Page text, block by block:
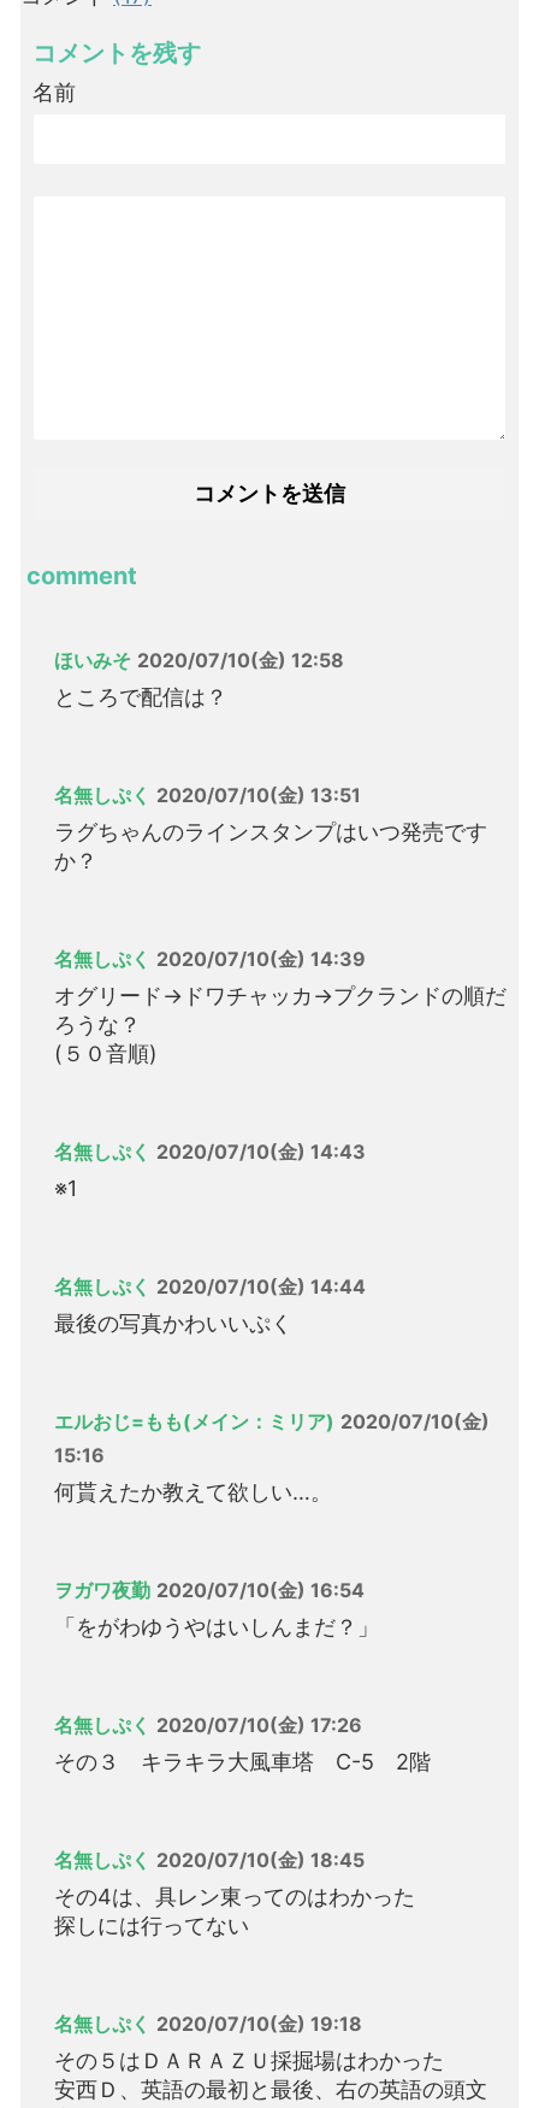
コメントを残す
名前
comment
ほいみそ 2020/07/10(金) 12:58
ところで配信は？
名無しぷく 2020/07/10(金) 13:51
ラグちゃんのラインスタンプはいつ発売です
か？
名無しぷく 2020/07/10(金) 14:39
オグリード→ドワチャッカ→プクランドの順だ
ろうな？
(５０音順)
名無しぷく 2020/07/10(金) 14:43
※1
名無しぷく 2020/07/10(金) 14:44
最後の写真かわいいぷく
エルおじ=もも(メイン：ミリア) 2020/07/10(金)
15:16
何貰えたか教えて欲しい…。
ヲガワ夜勤 2020/07/10(金) 16:54
「をがわゆうやはいしんまだ？」
名無しぷく 2020/07/10(金) 17:26
その３ キラキラ大風車塔 C-5 2階
名無しぷく 2020/07/10(金) 18:45
その4は、具レン東ってのはわかった
探しには行ってない
名無しぷく 2020/07/10(金) 19:18
その５はＤＡＲＡＺＵ採掘場はわかった
安西Ｄ、英語の最初と最後、右の英語の頭文